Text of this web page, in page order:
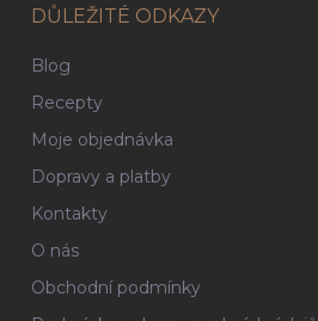
DŮLEŽITÉ ODKAZY
Blog
Recepty
Moje objednávka
Dopravy a platby
Kontakty
O nás
Obchodní podmínky